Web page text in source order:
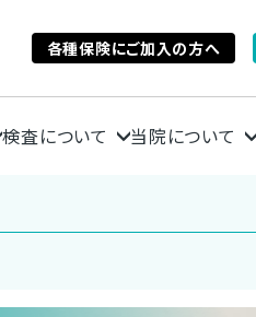
各種保険にご加入の方へ
検査について 当院について